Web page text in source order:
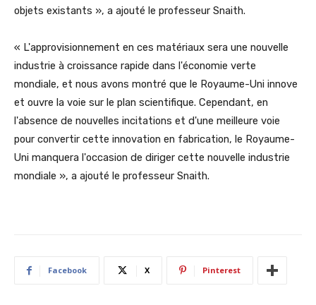
objets existants », a ajouté le professeur Snaith.
« L'approvisionnement en ces matériaux sera une nouvelle
industrie à croissance rapide dans l'économie verte
mondiale, et nous avons montré que le Royaume-Uni innove
et ouvre la voie sur le plan scientifique. Cependant, en
l'absence de nouvelles incitations et d'une meilleure voie
pour convertir cette innovation en fabrication, le Royaume-
Uni manquera l'occasion de diriger cette nouvelle industrie
mondiale », a ajouté le professeur Snaith.
Facebook X Pinterest